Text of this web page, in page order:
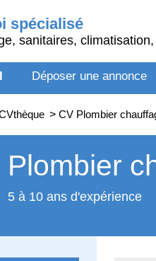
spécialisé
sanitaires,
Déposer une annonce
> CV Plombier
Plombier
5 à 10 ans d'expérience